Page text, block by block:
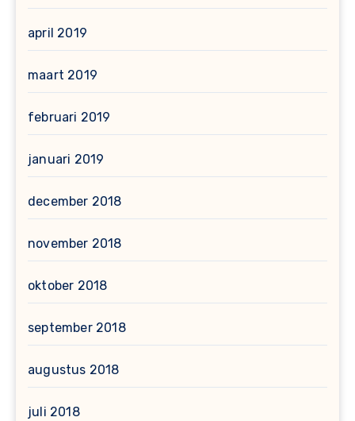
april 2019
maart 2019
februari 2019
januari 2019
december 2018
november 2018
oktober 2018
september 2018
augustus 2018
juli 2018